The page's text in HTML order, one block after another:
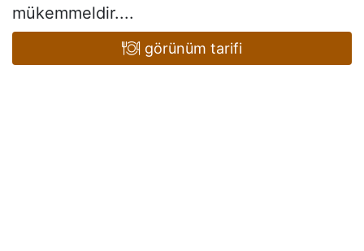
mükemmeldir....
görünüm tarifi